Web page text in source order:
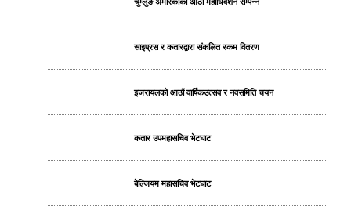
साइप्रस र कतारद्वारा संकलित रकम वितरण
इजरायलको आठौं वार्षिकउत्सव र नवसमिति चयन
कतार उपमहासचिव भेटघाट
बेल्जियम महासचिव भेटघाट